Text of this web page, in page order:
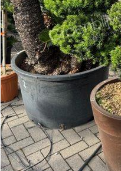
Treesafe
VORSTBESCHERMINGVOORBOMEN.NL
WINTERSCHUTZFUERBAEUME.DE
FROSTPROTECTIONFORTREES.CO.UK
Terracotta
TERRACOTTA.NL
TERRACOTTA.BE
TERRAKOTTA.DE